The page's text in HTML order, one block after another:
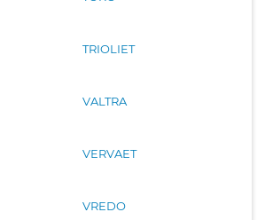
TRIOLIET
VALTRA
VERVAET
VREDO